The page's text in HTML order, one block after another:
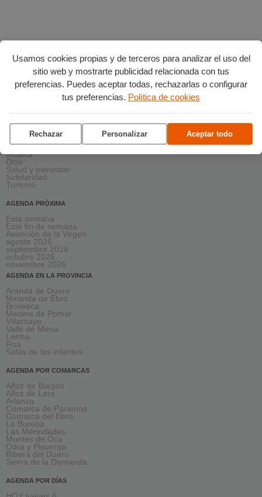
Usamos cookies propias y de terceros para analizar el uso del
sitio web y mostrarte publicidad relacionada con tus
preferencias. Puedes aceptar todas, rechazarlas o configurar
tus preferencias. Política de cookies
Rechazar Personalizar Aceptar todo
AGENDA POR CATEGORÍAS
Deportes
Escena
Formación
Gastronomía
Medio ambiente
Música
Ocio
Salud y bienestar
Solidaridad
Turismo
AGENDA PRÓXIMA
Esta semana
Este fin de semana
Asunción de la Virgen
agosto 2026
septiembre 2026
octubre 2026
noviembre 2026
AGENDA EN LA PROVINCIA
Aranda de Duero
Miranda de Ebro
Briviesca
Medina de Pomar
Villarcayo
Valle de Mena
Lerma
Roa
Salas de los infantes
AGENDA POR COMARCAS
Alfoz de Burgos
Alfoz de Lara
Arlanza
Comarca de Páramos
Comarca del Ebro
La Bureba
Las Merindades
Montes de Oca
Odra y Pisuerga
Ribera del Duero
Sierra de la Demanda
AGENDA POR DÍAS